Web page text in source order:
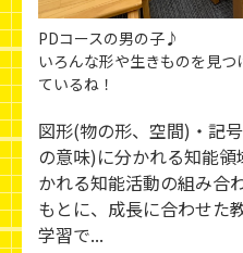
PDコースの男の子♪
いろんな形や生きものを見
ているね！
図形(物の形、空間)・記
の意味)に分かれる知能
かれる知能活動の組み合
もとに、成長に合わせた
学習で...